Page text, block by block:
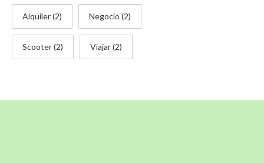
Alquiler(2) Negocio (2)
Scooter(2) Viajar(2)